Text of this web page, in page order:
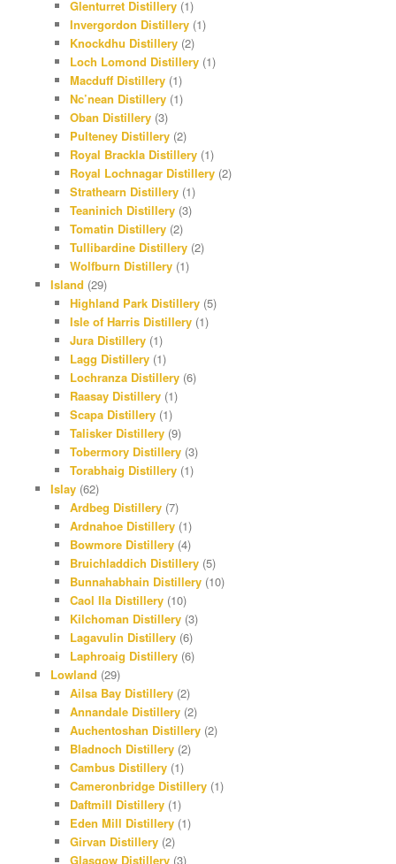
Glenturret Distillery (1)
Invergordon Distillery (1)
Knockdhu Distillery (2)
Loch Lomond Distillery (1)
Macduff Distillery (1)
Nc’nean Distillery (1)
Oban Distillery (3)
Pulteney Distillery (2)
Royal Brackla Distillery (1)
Royal Lochnagar Distillery (2)
Strathearn Distillery (1)
Teaninich Distillery (3)
Tomatin Distillery (2)
Tullibardine Distillery (2)
Wolfburn Distillery (1)
Island (29)
Highland Park Distillery (5)
Isle of Harris Distillery (1)
Jura Distillery (1)
Lagg Distillery (1)
Lochranza Distillery (6)
Raasay Distillery (1)
Scapa Distillery (1)
Talisker Distillery (9)
Tobermory Distillery (3)
Torabhaig Distillery (1)
Islay(62)
Ardbeg Distillery (7)
Ardnahoe Distillery (1)
Bowmore Distillery (4)
Bruichladdich Distillery (5)
Bunnahabhain Distillery (10)
Caol Ila Distillery (10)
Kilchoman Distillery (3)
Lagavulin Distillery (6)
Laphroaig Distillery (6)
Lowland (29)
Ailsa Bay Distillery (2)
Annandale Distillery (2)
Auchentoshan Distillery (2)
Bladnoch Distillery (2)
Cambus Distillery (1)
Cameronbridge Distillery (1)
Daftmill Distillery (1)
Eden Mill Distillery (1)
Girvan Distillery (2)
Glasgow Distillery (3)